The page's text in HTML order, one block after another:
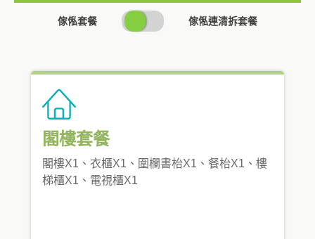
傢俬套餐
SWITCH
PRICING
傢俬連清拆套餐
閣樓套餐
閣樓X1、衣櫃X1、圍欄書枱X1、餐枱X1、樓
梯櫃X1、電視櫃X1